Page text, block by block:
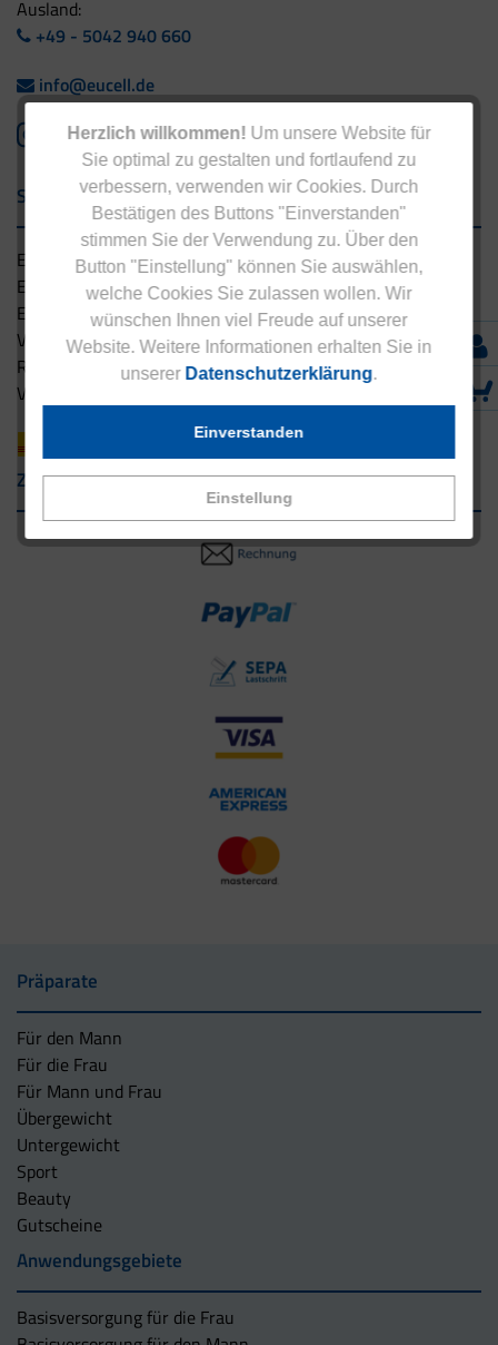
Herzlich willkommen! Um unsere Website für
Sie optimal zu gestalten und fortlaufend zu
verbessern, verwenden wir Cookies. Durch
Bestätigen des Buttons "Einverstanden"
stimmen Sie der Verwendung zu. Über den
Button "Einstellung" können Sie auswählen,
welche Cookies Sie zulassen wollen. Wir
wünschen Ihnen viel Freude auf unserer
Website. Weitere Informationen erhalten Sie in
unserer Datenschutzerklärung.
Einstellung
Einverstanden
Ausland:
+49 - 5042 940 660
info@eucell.de
Service & Versand
Eucell Gesundheitsservice
Eucell Ernährungscoach
Eucell Fitness Coach
Versandbedingungen
Rücksendung
Versandpartner innerhalb Deutschlands
Zahlungsarten
Präparate
Für den Mann
Für die Frau
Für Mann und Frau
Übergewicht
Untergewicht
Sport
Beauty
Gutscheine
Anwendungsgebiete
Basisversorgung für die Frau